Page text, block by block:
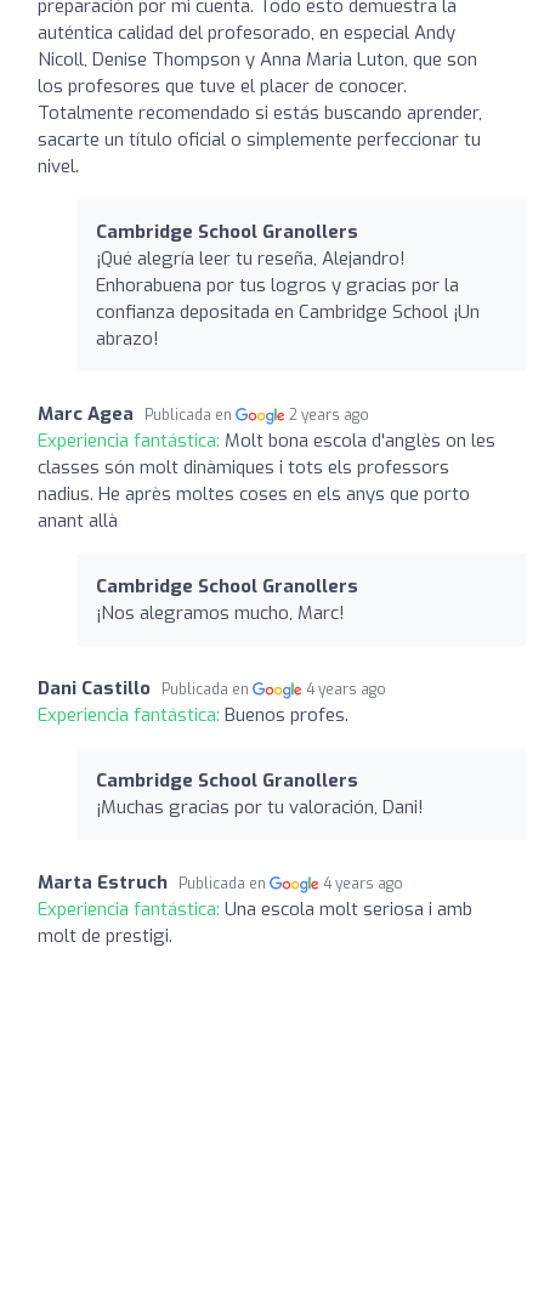
preparación por mi cuenta. Todo esto demuestra la
auténtica calidad del profesorado, en especial Andy
Nicoll, Denise Thompson y Anna Maria Luton, que son
los profesores que tuve el placer de conocer.
Totalmente recomendado si estás buscando aprender,
sacarte un título oficial o simplemente perfeccionar tu
nivel.
Cambridge School Granollers
¡Qué alegría leer tu reseña, Alejandro!
Enhorabuena por tus logros y gracias por la
confianza depositada en Cambridge School ¡Un
abrazo!
Marc Agea Publicada en 2 years ago
Experiencia fantástica: Molt bona escola d'anglès on les
classes són molt dinàmiques i tots els professors
nadius. He après moltes coses en els anys que porto
anant allà
Cambridge School Granollers
¡Nos alegramos mucho, Marc!
Dani Castillo Publicada en 4 years ago
Experiencia fantástica: Buenos profes.
Cambridge School Granollers
¡Muchas gracias por tu valoración, Dani!
Marta Estruch Publicada en 4 years ago
Experiencia fantástica: Una escola molt seriosa i amb
molt de prestigi.